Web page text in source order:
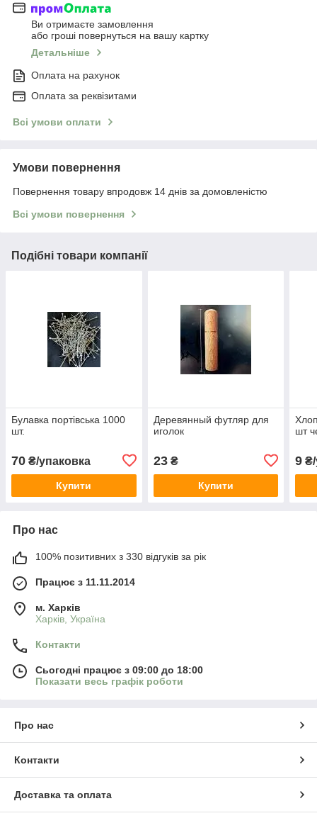
Ви отримаєте замовлення
або гроші повернуться на вашу картку
Детальніше
Оплата на рахунок
Оплата за реквізитами
Всі умови оплати
Умови повернення
Повернення товару впродовж 14 днів за домовленістю
Всі умови повернення
Подібні товари компанії
Булавка портівська 1000
шт.
70 ₴/упаковка
Купити
Деревянный футляр для
иголок
23₴
Купити
шт
9 ₴/
Про нас
100% позитивних з 330 відгуків за рік
Працює з 11.11.2014
м. Харків
Харків, Україна
Контакти
Сьогодні працює з 09:00 до 18:00
Показати весь графік роботи
Про нас
Контакти
Доставка та оплата